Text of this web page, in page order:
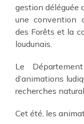
gestion déléguée
une convention
des Forêts et la
loudunais.
Le
d’animations
recherches
Cet été, les